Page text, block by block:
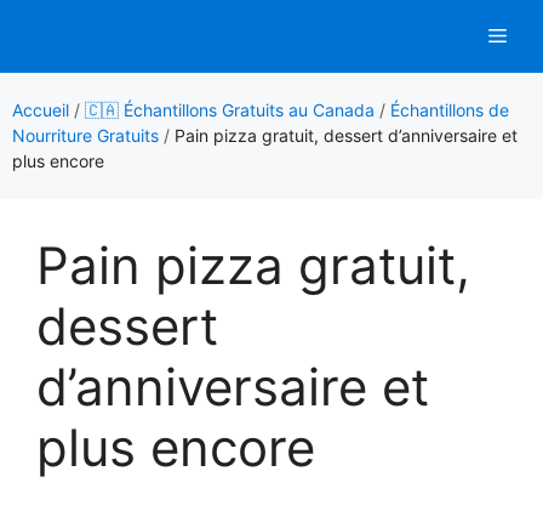
contenu
Accueil / 🇨🇦 Échantillons Gratuits au Canada / Échantillons de
Nourriture Gratuits / Pain pizza gratuit, dessert d’anniversaire et
plus encore
Pain pizza gratuit,
dessert
d’anniversaire et
plus encore